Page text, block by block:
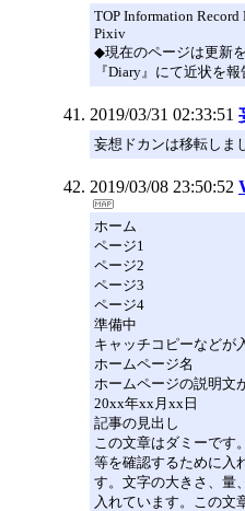
TOP Information
Pixiv
◆現在のページは更新
『Diary』にて近状を
2019/03/31 02:33:51
妄想ドカンは移転しま
2019/03/08 23:50:52
ホーム
ページ1
ページ2
ページ3
ページ4
準備中
キャッチコピーなどが
ホームページ名
ホームページの説明文
20xx年xx月xx日
記事の見出し
この文章はダミーです
等を確認するために入
す。文字の大きさ、量
入れています。この文